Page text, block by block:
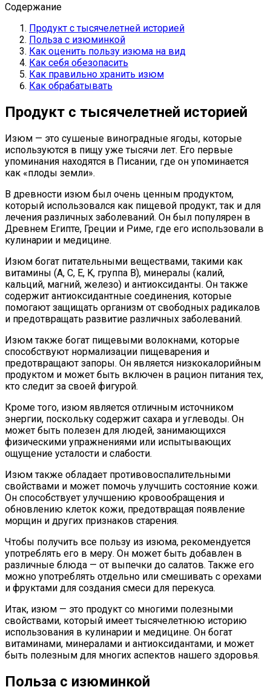
Содержание
Продукт с тысячелетней историей
Польза с изюминкой
Как оценить пользу изюма на вид
Как себя обезопасить
Как правильно хранить изюм
Как обрабатывать
Продукт с тысячелетней историей
Изюм — это сушеные виноградные ягоды, которые
используются в пищу уже тысячи лет. Его первые
упоминания находятся в Писании, где он упоминается
как «плоды земли».
В древности изюм был очень ценным продуктом,
который использовался как пищевой продукт, так и для
лечения различных заболеваний. Он был популярен в
Древнем Египте, Греции и Риме, где его использовали в
кулинарии и медицине.
Изюм богат питательными веществами, такими как
витамины (A, C, E, K, группа В), минералы (калий,
кальций, магний, железо) и антиоксиданты. Он также
содержит антиоксидантные соединения, которые
помогают защищать организм от свободных радикалов
и предотвращать развитие различных заболеваний.
Изюм также богат пищевыми волокнами, которые
способствуют нормализации пищеварения и
предотвращают запоры. Он является низкокалорийным
продуктом и может быть включен в рацион питания тех,
кто следит за своей фигурой.
Кроме того, изюм является отличным источником
энергии, поскольку содержит сахара и углеводы. Он
может быть полезен для людей, занимающихся
физическими упражнениями или испытывающих
ощущение усталости и слабости.
Изюм также обладает противовоспалительными
свойствами и может помочь улучшить состояние кожи.
Он способствует улучшению кровообращения и
обновлению клеток кожи, предотвращая появление
морщин и других признаков старения.
Чтобы получить все пользу из изюма, рекомендуется
употреблять его в меру. Он может быть добавлен в
различные блюда — от выпечки до салатов. Также его
можно употреблять отдельно или смешивать с орехами
и фруктами для создания смеси для перекуса.
Итак, изюм — это продукт со многими полезными
свойствами, который имеет тысячелетнюю историю
использования в кулинарии и медицине. Он богат
витаминами, минералами и антиоксидантами, и может
быть полезным для многих аспектов нашего здоровья.
Польза с изюминкой